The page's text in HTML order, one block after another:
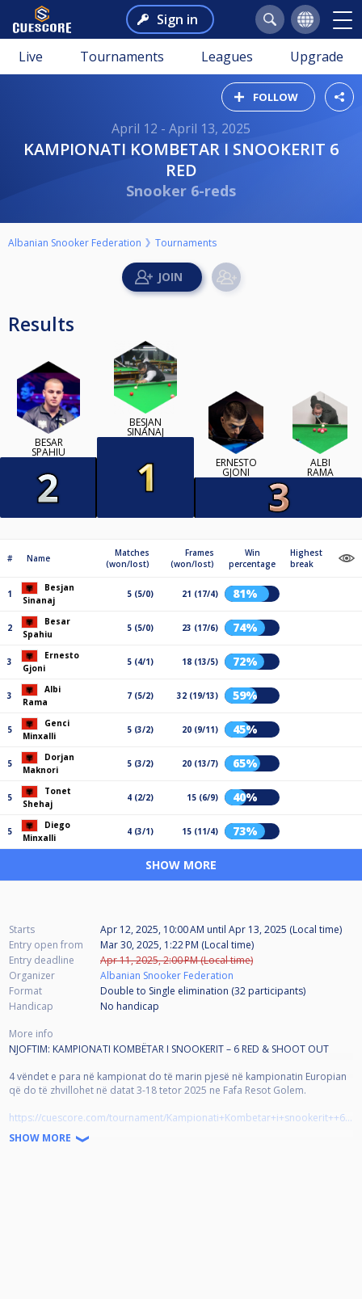
Sign in
Live Tournaments Leagues Upgrade
FOLLOW
April 12 - April 13, 2025
KAMPIONATI KOMBETAR I SNOOKERIT 6
RED
Snooker 6-reds
Albanian Snooker Federation Tournaments
Results
BESAR
SPAHIU
BESJAN
SINANAJ
ERNESTO
GJONI
ALBI
RAMA
# Name
Matches
(won/lost)
Frames
(won/lost)
Win
percentage
Highest
break
1
Besjan
Sinanaj
5 (5/0) 21 (17/4) 81%
2
Besar
Spahiu
5 (5/0) 23 (17/6) 74%
3
Ernesto
Gjoni
5 (4/1) 18 (13/5) 72%
3
Albi
Rama
7 (5/2) 32 (19/13) 59%
5
Genci
Minxalli
5 (3/2) 20 (9/11) 45%
5
Dorjan
Maknori
5 (3/2) 20 (13/7) 65%
5
Tonet
Shehaj
4 (2/2) 15 (6/9) 40%
5
Diego
Minxalli
4 (3/1) 15 (11/4) 73%
SHOW MORE
Starts Apr 12, 2025, 10:00 AM until Apr 13, 2025 (Local time)
Entry open from
Mar 30, 2025, 1:22 PM (Local time)
Entry deadline
Apr 11, 2025, 2:00 PM (Local time)
Organizer
Albanian Snooker Federation
Format
Double to Single elimination (32 participants)
Handicap
No handicap
More info
NJOFTIM: KAMPIONATI KOMBËTAR I SNOOKERIT – 6 RED & SHOOT OUT
4 vëndet e para në kampionat do të marin pjesë në kampionatin Europian
që do të zhvillohet në datat 3-18 tetor 2025 ne Fafa Resot Golem.
https://cuescore.com/tournament/Kampionati+Kombetar+i+snookerit++6+Red/58125496
SHOW MORE